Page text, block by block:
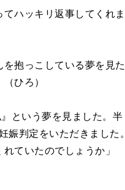
ハッキリ返事してくれま
抱っこしている夢を見た
ひろ）
という夢を見ました。半
判定をいただきました。
ていたのでしょうか」